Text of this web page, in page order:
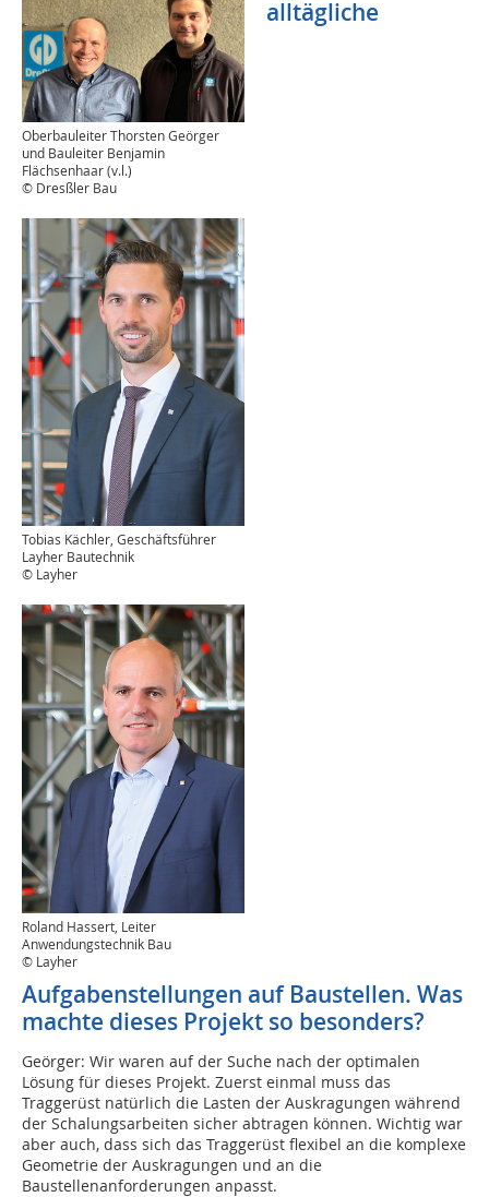
Oberbauleiter Thorsten Geörger
und Bauleiter Benjamin
Flächsenhaar (v.l.)
© Dresßler Bau
Tobias Kächler, Geschäftsführer
Layher Bautechnik
© Layher
Roland Hassert, Leiter
Anwendungstechnik Bau
© Layher
alltägliche
Aufgabenstellungen auf Baustellen. Was
machte dieses Projekt so besonders?
Geörger: Wir waren auf der Suche nach der optimalen
Lösung für dieses Projekt. Zuerst einmal muss das
Traggerüst natürlich die Lasten der Auskragungen während
der Schalungsarbeiten sicher abtragen können. Wichtig war
aber auch, dass sich das Traggerüst flexibel an die komplexe
Geometrie der Auskragungen und an die
Baustellenanforderungen anpasst.